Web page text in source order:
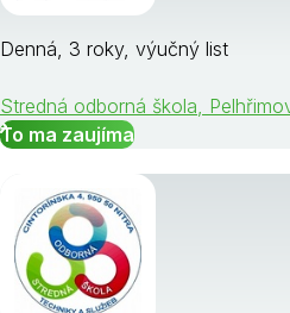
Denná, 3 roky, výučný list
Stredná odborná škola,
To ma zaujíma